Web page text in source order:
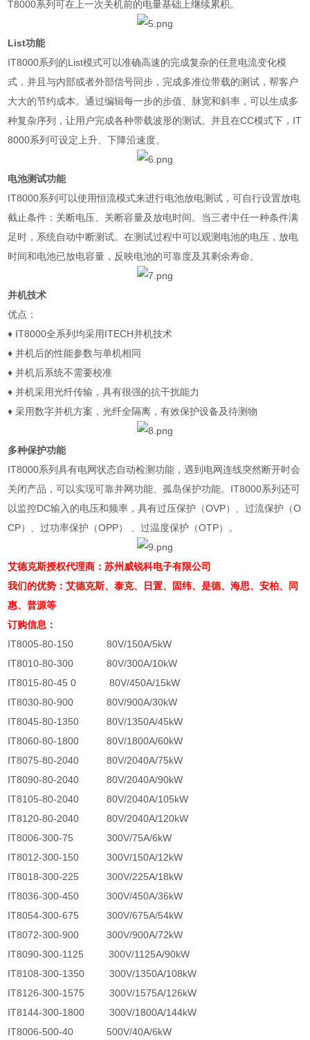
T8000系列可在上一次关机前的电量基础上继续累积。
List功能
IT8000系列的List模式可以准确高速的完成复杂的任意电流变化模
式，并且与内部或者外部信号同步，完成多准位带载的测试，帮客户
大大的节约成本。通过编辑每一步的步值、脉宽和斜率，可以生成多
种复杂序列，让用户完成各种带载波形的测试。并且在CC模式下， IT
8000系列可设定上升、下降沿速度。
电池测试功能
IT8000系列可以使用恒流模式来进行电池放电测试，可自行设置放电
截止条件：关断电压、关断容量及放电时间。当三者中任一种条件满
足时，系统自动中断测试。在测试过程中可以观测电池的电压，放电
时间和电池已放电容量，反映电池的可靠度及其剩余寿命。
并机技术
优点：
♦ IT8000全系列均采用ITECH并机技术
♦ 并机后的性能参数与单机相同
♦ 并机后系统不需要校准
♦ 并机采用光纤传输，具有很强的抗干扰能力
♦ 采用数字并机方案，光纤全隔离，有效保护设备及待测物
多种保护功能
IT8000系列具有电网状态自动检测功能，遇到电网连线突然断开时会
关闭产品，可以实现可靠并网功能、孤岛保护功能。 IT8000系列还可
以监控DC输入的电压和频率，具有过压保护（OVP）、过流保护（O
CP）、过功率保护（OPP） 、过温度保护（OTP）。
艾德克斯授权代理商：苏州威锐科电子有限公司
我们的优势：艾德克斯、泰克、日置、固纬、是德、海思、安柏、同
惠、普源等
订购信息：
IT8005-80-150 80V/150A/5kW
IT8010-80-300 80V/300A/10kW
IT8015-80-45 0 80V/450A/15kW
IT8030-80-900 80V/900A/30kW
IT8045-80-1350 80V/1350A/45kW
IT8060-80-1800 80V/1800A/60kW
IT8075-80-2040 80V/2040A/75kW
IT8090-80-2040 80V/2040A/90kW
IT8105-80-2040 80V/2040A/105kW
IT8120-80-2040 80V/2040A/120kW
IT8006-300-75 300V/75A/6kW
IT8012-300-150 300V/150A/12kW
IT8018-300-225 300V/225A/18kW
IT8036-300-450 300V/450A/36kW
IT8054-300-675 300V/675A/54kW
IT8072-300-900 300V/900A/72kW
IT8090-300-1125 300V/1125A/90kW
IT8108-300-1350 300V/1350A/108kW
IT8126-300-1575 300V/1575A/126kW
IT8144-300-1800 300V/1800A/144kW
IT8006-500-40 500V/40A/6kW